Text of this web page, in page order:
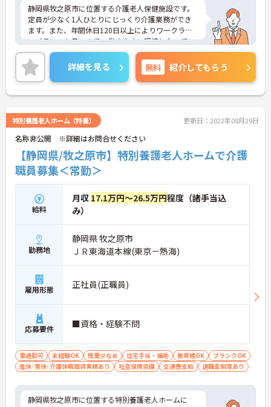
静岡県牧之原市に位置する介護老人保健施設です。
定員が少なく1人ひとりにじっくり介護業務ができ
ます。また、年間休日120日以上によりワークライ
フバランスも良いので、働きやすい環境となってい
ます。
その他、住宅手当など、各種手当も手厚いです。
スタッフ同士に壁が無く、人間関係が良いのもポイ
ントです。
ご興味のある方はぜひお気軽にお問い合わせくださ
詳細を見る 無料 紹介してもらう
特別養護老人ホーム（特養） 更新日：2022年08月29日
名称非公開 ※詳細はお問合せください
【静岡県/牧之原市】特別養護老人ホームで介護
職員募集＜常勤＞
給料
月収 17.1万円～26.5万円程度（諸手当込
み）
勤務地
静岡県 牧之原市
ＪＲ東海道本線(東京－熱海)
雇用形態 正社員(正職員)
応募要件 ■資格・経験不問
車通勤可 未経験OK 残業少なめ 住宅手当・補助 無資格OK
ブランクOK
産休･育休･介護休暇取得実績あり
社会保険完備 交通費支給 退職金制度あり
静岡県牧之原市に位置する特別養護老人ホームに